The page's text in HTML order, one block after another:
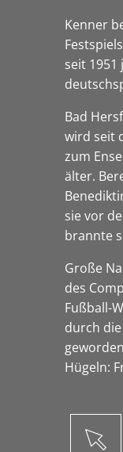
Kenner
seit
Bad
wird seit
zum
älter.
sie vor
brannte
Große
des
Fußball-
durch
Hügeln: